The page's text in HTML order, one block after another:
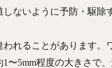
しないように予防・駆除
われることがあります。
〜5mm程度の大きさで